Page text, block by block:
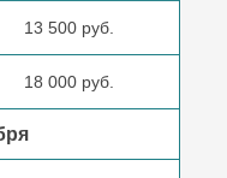
13 500 руб.
18 000 руб.